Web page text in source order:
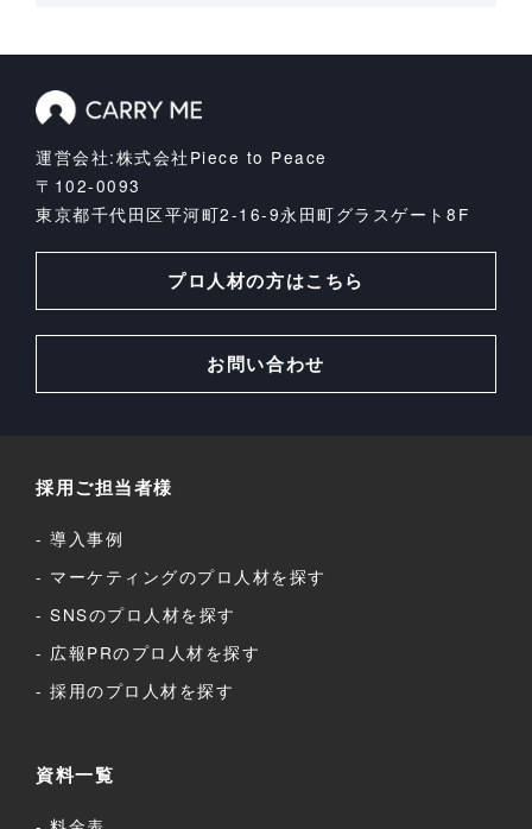
運営会社:株式会社Piece to Peace
〒102-0093
東京都千代田区平河町2-16-9永田町グラスゲート8F
プロ人材の方はこちら
お問い合わせ
採用ご担当者様
導入事例
マーケティングのプロ人材を探す
SNSのプロ人材を探す
広報PRのプロ人材を探す
採用のプロ人材を探す
資料一覧